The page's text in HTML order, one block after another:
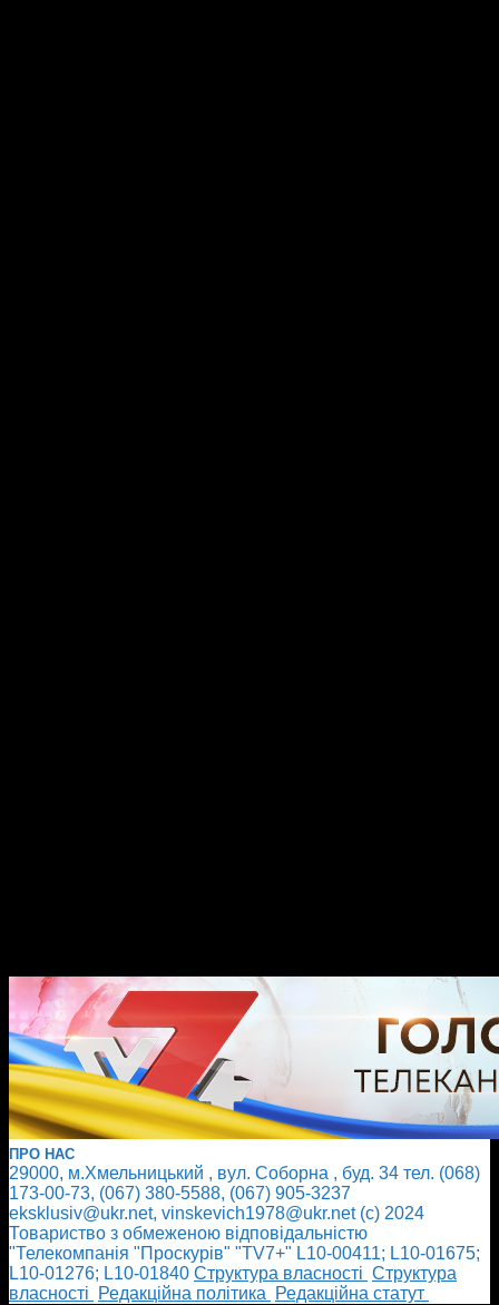
ПРО НАС
29000, м.Хмельницький , вул. Соборна , буд. 34 тел. (068)
173-00-73, (067) 380-5588, (067) 905-3237
eksklusiv@ukr.net, vinskevich1978@ukr.net (с) 2024
Товариство з обмеженою відповідальністю
"Телекомпанія "Проскурів" "TV7+" L10-00411; L10-01675;
L10-01276; L10-01840 Cтруктура власності Cтруктура
власності
Редакційна політика
Редакційна статут